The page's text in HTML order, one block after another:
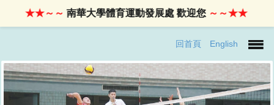
回首頁 English
★★～～南華大學體育運動發展處 歡迎您～～★★